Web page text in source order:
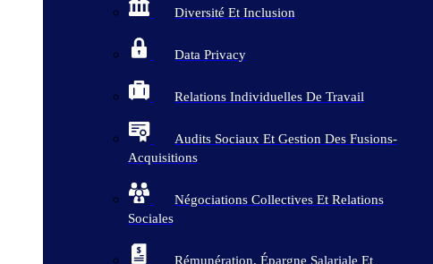
Diversité Et Inclusion
Data Privacy
Relations Individuelles De Travail
Audits Sociaux Et Gestion Des Fusions-
Acquisitions
Négociations Collectives Et Relations
Sociales
Rémunération, Épargne Salariale Et